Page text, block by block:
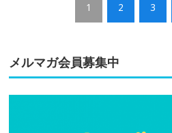
1 2 3
メルマガ会員募集中